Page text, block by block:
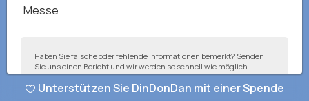
Messe
Haben Sie falsche oder fehlende Informationen bemerkt? Senden
Sie uns einen Bericht und wir werden so schnell wie möglich
korrigieren!
Unterstützen Sie DinDonDan mit einer Spende